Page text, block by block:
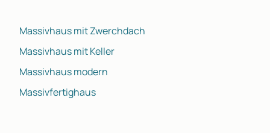
Massivhaus mit Zwerchdach
Massivhaus mit Keller
Massivhaus modern
Massivfertighaus